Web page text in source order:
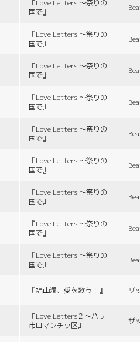
『Love Letters 〜祭りの
国で』
『Love Letters 〜祭りの
国で』
『Love Letters 〜祭りの
国で』
『Love Letters 〜祭りの
国で』
『Love Letters 〜祭りの
国で』
『Love Letters 〜祭りの
国で』
『Love Letters 〜祭りの
国で』
『Love Letters 〜祭りの
国で』
『Love Letters 〜祭りの
国で』
『福山潤、愛を歌う！』 ザ
『Love Letters２〜パリ
市ロマンチッ区』
ザ